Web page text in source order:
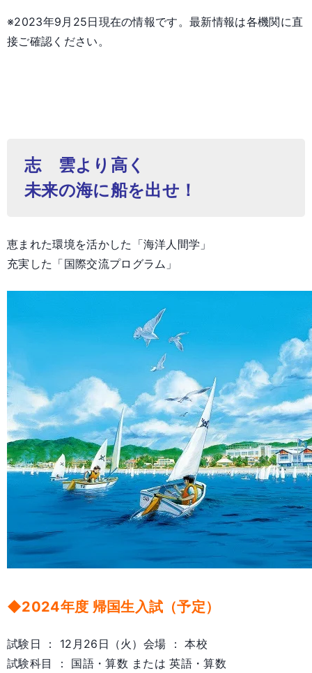
※2023年9月25日現在の情報です。最新情報は各機関に直
接ご確認ください。
志 雲より高く
未来の海に船を出せ！
恵まれた環境を活かした「海洋人間学」
充実した「国際交流プログラム」
◆2024年度 帰国生入試（予定）
試験日 ： 12月26日（火）会場 ： 本校
試験科目 ： 国語・算数 または 英語・算数